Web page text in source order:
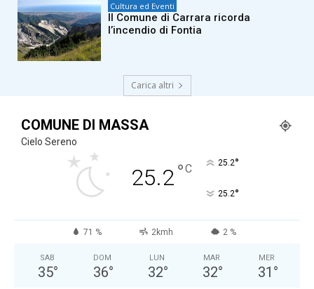
Cultura ed Eventi
Il Comune di Carrara ricorda
l’incendio di Fontia
Carica altri
COMUNE DI MASSA
Cielo Sereno
25.2°C 25.2°
25.2°
71 % 2kmh 2 %
SAB
35°
DOM
36°
LUN
32°
MAR
32°
MER
31 °